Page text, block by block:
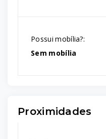
Possui mobília?:
Sem mobília
Proximidades